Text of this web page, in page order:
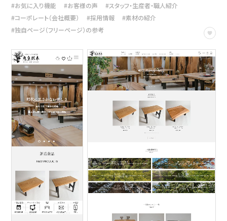
#お気に入り機能
#お客様の声
#スタッフ・生産者・職人紹介
#コーポレート（会社概要）
#採用情報
#素材の紹介
#独自ページ（フリーページ）の参考